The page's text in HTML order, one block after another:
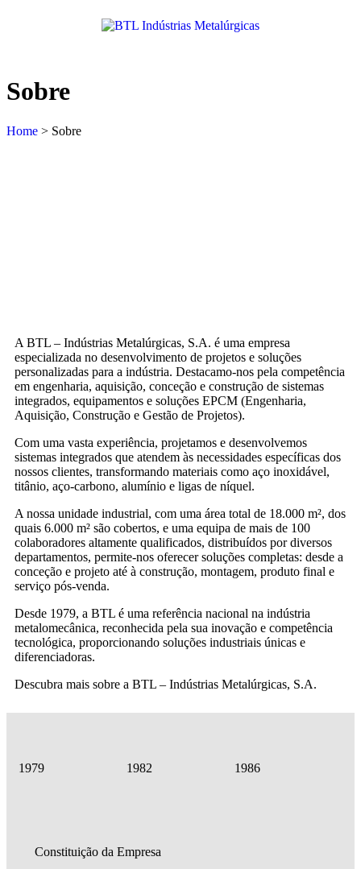
Sobre
Home > Sobre
A BTL – Indústrias Metalúrgicas, S.A. é uma empresa
especializada no desenvolvimento de projetos e soluções
personalizadas para a indústria. Destacamo-nos pela competência
em engenharia, aquisição, conceção e construção de sistemas
integrados, equipamentos e soluções EPCM (Engenharia,
Aquisição, Construção e Gestão de Projetos).
Com uma vasta experiência, projetamos e desenvolvemos
sistemas integrados que atendem às necessidades específicas dos
nossos clientes, transformando materiais como aço inoxidável,
titânio, aço-carbono, alumínio e ligas de níquel.
A nossa unidade industrial, com uma área total de 18.000 m², dos
quais 6.000 m² são cobertos, e uma equipa de mais de 100
colaboradores altamente qualificados, distribuídos por diversos
departamentos, permite-nos oferecer soluções completas: desde a
conceção e projeto até à construção, montagem, produto final e
serviço pós-venda.
Desde 1979, a BTL é uma referência nacional na indústria
metalomecânica, reconhecida pela sua inovação e competência
tecnológica, proporcionando soluções industriais únicas e
diferenciadoras.
Descubra mais sobre a BTL – Indústrias Metalúrgicas, S.A.
1979 1982 1986
Constituição da Empresa